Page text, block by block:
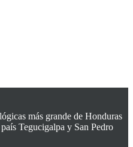
más grande de Honduras
Tegucigalpa y San Pedro